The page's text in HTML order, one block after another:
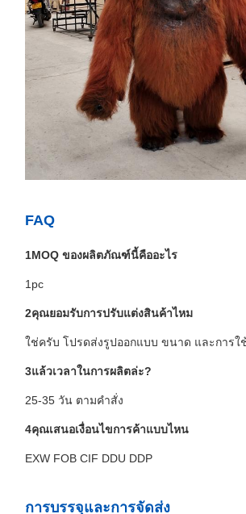
FAQ
1MOQ ของผลิตภัณฑ์นี้คืออะไร
1pc
2คุณยอมรับการปรับแต่งสินค้าไหม
ใช่ครับ โปรดส่งรูปออกแบบ ขนาด และการใ
3แล้วเวลาในการผลิตล่ะ?
25-35 วัน ตามคําสั่ง
4คุณเสนอเงื่อนไขการค้าแบบไหน
EXW FOB CIF DDU DDP
การบรรจุและการจัดส่ง